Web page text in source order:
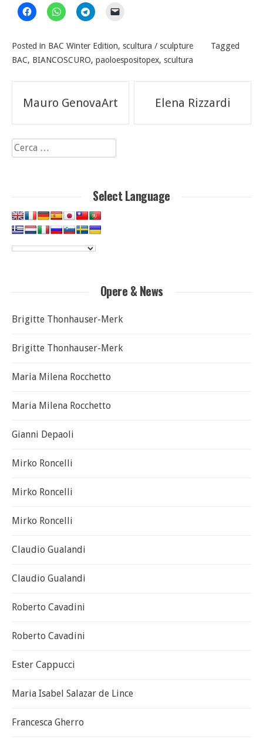
Posted in BAC Winter Edition, scultura / sculpture
Tagged
BAC, BIANCOSCURO, paoloespositopex, scultura
Navigazione
articoli
Mauro GenovaArt Elena Rizzardi
Ricerca
per:
Select Language
Opere & News
Brigitte Thonhauser-Merk
Brigitte Thonhauser-Merk
Maria Milena Rocchetto
Maria Milena Rocchetto
Gianni Depaoli
Mirko Roncelli
Mirko Roncelli
Mirko Roncelli
Claudio Gualandi
Claudio Gualandi
Roberto Cavadini
Roberto Cavadini
Ester Cappucci
Maria Isabel Salazar de Lince
Francesca Gherro